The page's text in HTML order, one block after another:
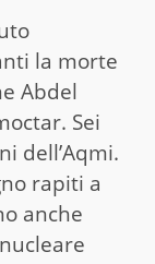
la morte
Abdel
Sei
dell’Aqmi.
rapiti a
anche